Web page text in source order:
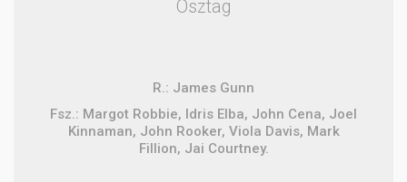
Osztag
R.: James Gunn
Fsz.: Margot Robbie, Idris Elba, John Cena, Joel
Kinnaman, John Rooker, Viola Davis, Mark
Fillion, Jai Courtney.